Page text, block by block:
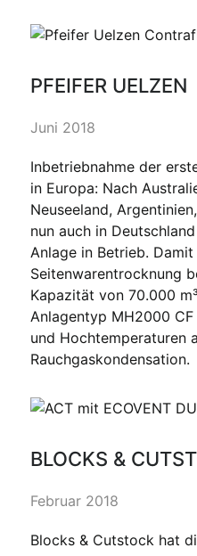
PFEIFER UELZEN
Juni 2018
Inbetriebnahme der
in Europa: Nach
Neuseeland,
nun auch in
Anlage in Betrieb.
Seitenwarentrocknung
Kapazität von 70.000
Anlagentyp MH2000
und Hochtemperaturen
Rauchgaskondensation.
BLOCKS &
Februar 2018
Blocks & Cutstock hat